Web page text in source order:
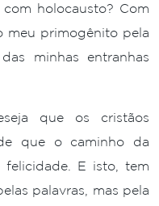
holocausto? Com
meu primogênito pela
minhas entranhas
que os cristãos
que o caminho da
E isto, tem
palavras, mas pela